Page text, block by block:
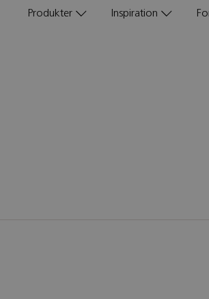
Produkter Inspiration